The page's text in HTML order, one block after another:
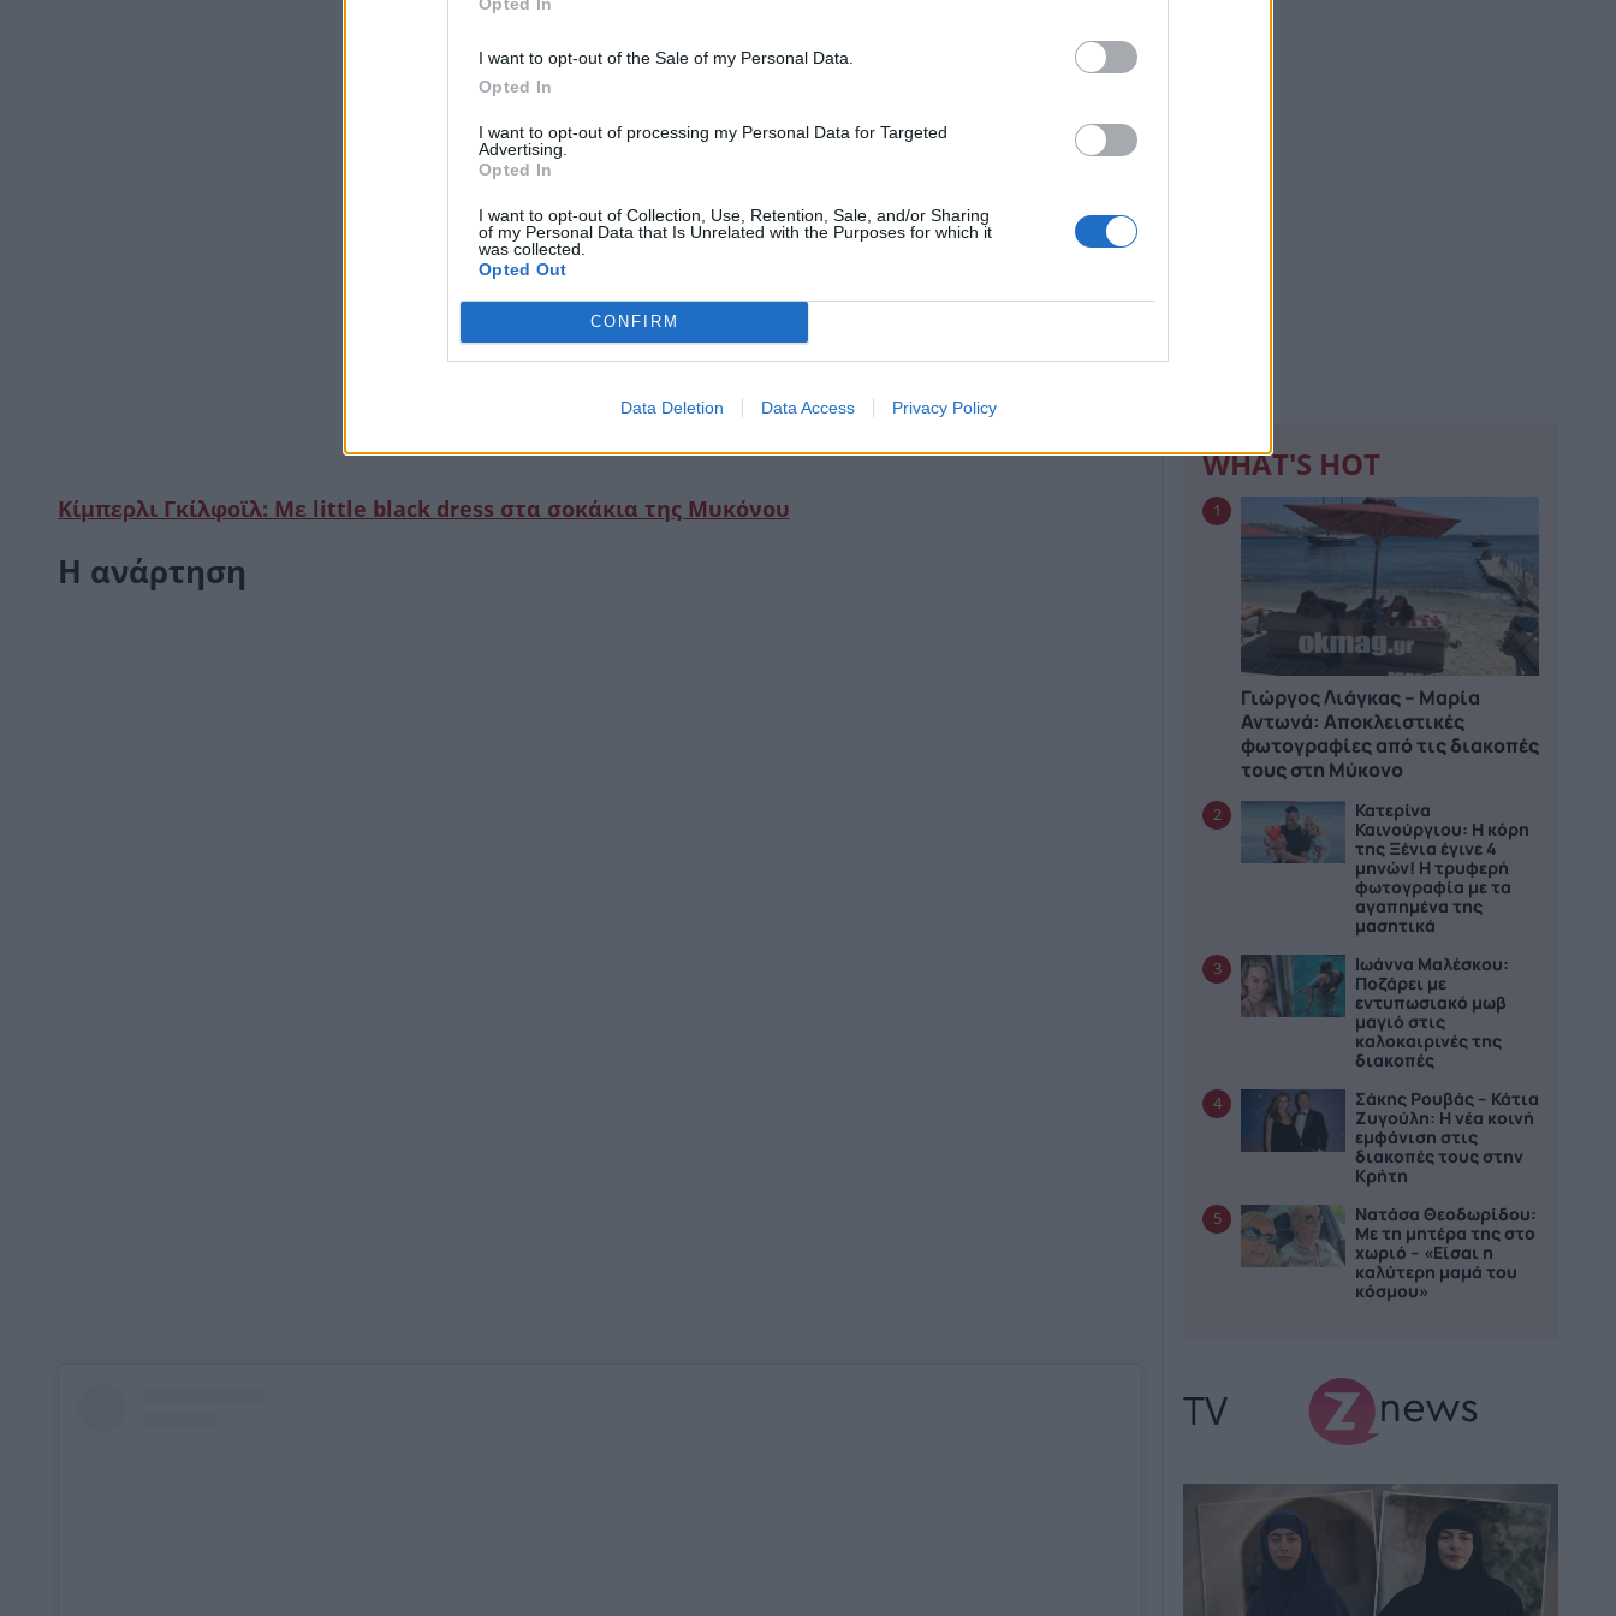
I want to opt-out of the Sale of my Personal Data.
Opted In
I want to opt-out of processing my Personal Data for Targeted
Advertising.
Opted In
I want to opt-out of Collection, Use, Retention, Sale, and/or Sharing
of my Personal Data that Is Unrelated with the Purposes for which it
was collected.
Opted Out
CONFIRM
Data Deletion Data Access Privacy Policy
Κίμπερλι Γκίλφοϊλ: Με little black dress στα σοκάκια της Μυκόνου
Η ανάρτηση
WHAT'S HOT
1
Γιώργος Λιάγκας – Μαρία
Αντωνά: Αποκλειστικές
φωτογραφίες από τις διακοπές
τους στη Μύκονο
2
Κατερίνα
Καινούργιου: H κόρη
της Ξένια έγινε 4
μηνών! Η τρυφερή
φωτογραφία με τα
αγαπημένα της
μασητικά
3
Ιωάννα Μαλέσκου:
Ποζάρει με
εντυπωσιακό μωβ
μαγιό στις
καλοκαιρινές της
διακοπές
4
Σάκης Ρουβάς – Κάτια
Ζυγούλη: Η νέα κοινή
εμφάνιση στις
διακοπές τους στην
Κρήτη
5
Νατάσα Θεοδωρίδου:
Με τη μητέρα της στο
χωριό – «Είσαι η
καλύτερη μαμά του
κόσμου»
TV